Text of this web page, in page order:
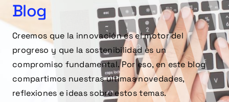
Blog
Creemos que la innovación es el motor del
progreso y que la sostenibilidad es un
compromiso fundamental. Por eso, en este blog
compartimos nuestras últimas novedades,
reflexiones e ideas sobre estos temas.